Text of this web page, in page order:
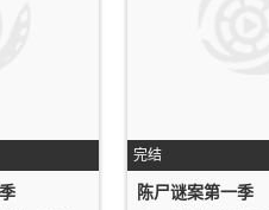
完结
陈尸谜案第一季